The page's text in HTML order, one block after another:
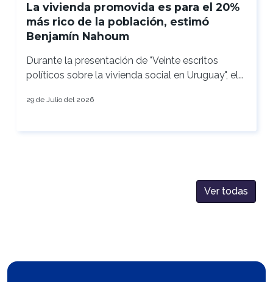
La vivienda promovida es para el 20%
más rico de la población, estimó
Benjamín Nahoum
Durante la presentación de "Veinte escritos
políticos sobre la vivienda social en Uruguay", el...
29 de Julio del 2026
Ver todas